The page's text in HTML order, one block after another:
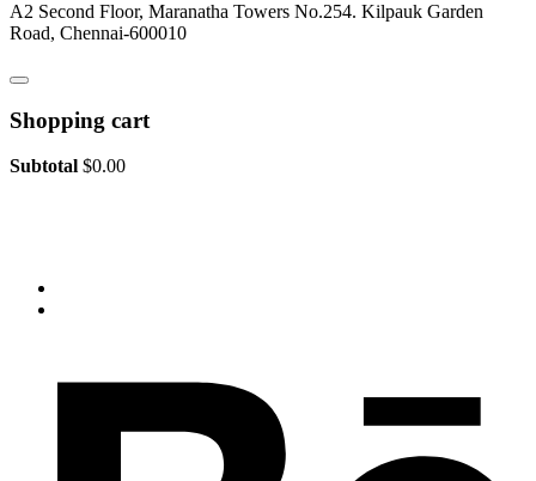
A2 Second Floor, Maranatha Towers No.254. Kilpauk Garden
Road, Chennai-600010
Shopping cart
Subtotal $0.00